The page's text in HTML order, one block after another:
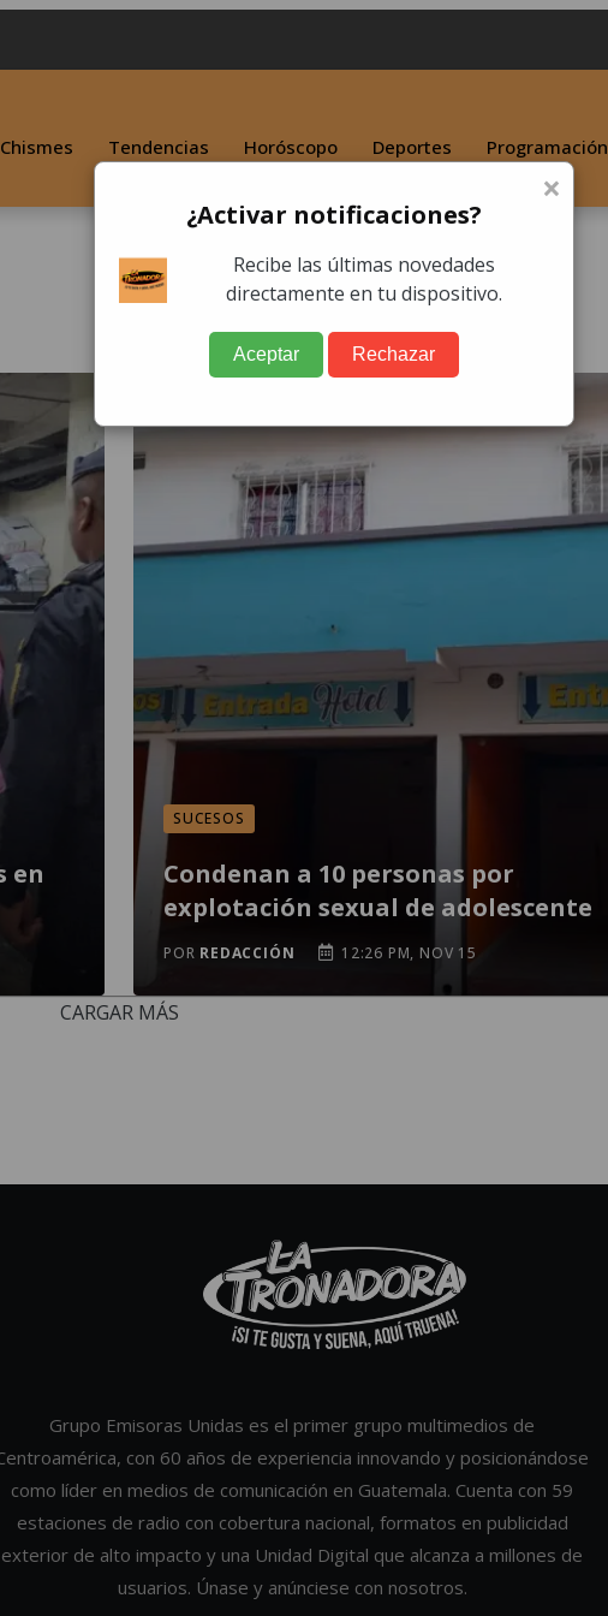
Chismes Tendencias Horóscopo Deportes Programación
en
SUCESOS
Condenan a 10 personas por
explotación sexual de adolescente
POR REDACCIÓN 12:26 PM, NOV 15
CARGAR MÁS
Grupo Emisoras Unidas es el primer grupo multimedios de
con 60 años de experiencia innovando y posicionándose
como líder en medios de comunicación en Guatemala. Cuenta con 59
estaciones de radio con cobertura nacional, formatos en publicidad
exterior de alto impacto y una Unidad Digital que alcanza a millones de
usuarios. Únase y anúnciese con nosotros.
×
¿Activar notificaciones?
Recibe las últimas novedades
directamente en tu dispositivo.
Aceptar Rechazar